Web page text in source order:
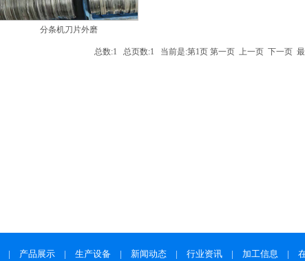
分条机刀片外磨
总数:1 总页数:1 当前是:第1页 第一页 上一页 下一页 最
| 产品展示 | 生产设备 | 新闻动态 | 行业资讯 | 加工信息 |